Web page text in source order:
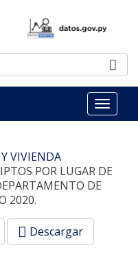
Toggle
VIVIENDA
POR LUGAR DE
DE
2020.
Descargar